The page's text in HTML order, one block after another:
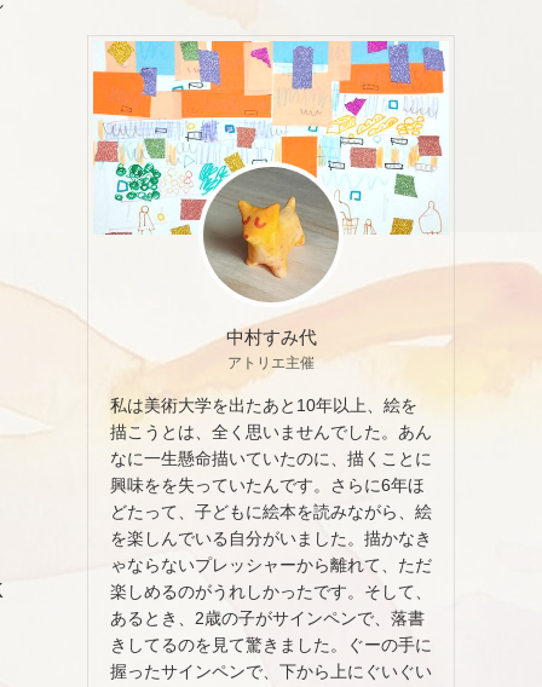
中村すみ代
アトリエ主催
私は美術大学を出たあと10年以上、絵を
描こうとは、全く思いませんでした。あん
なに一生懸命描いていたのに、描くことに
興味をを失っていたんです。さらに6年ほ
どたって、子どもに絵本を読みながら、絵
を楽しんでいる自分がいました。描かなき
ゃならないプレッシャーから離れて、ただ
楽しめるのがうれしかったです。そして、
あるとき、2歳の子がサインペンで、落書
きしてるのを見て驚きました。ぐーの手に
握ったサインペンで、下から上にぐいぐい